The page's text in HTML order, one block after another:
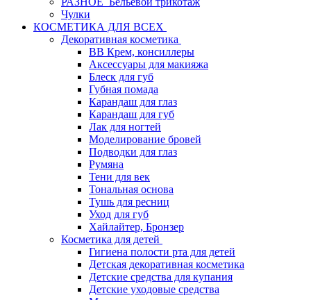
Чулки
КОСМЕТИКА ДЛЯ ВСЕХ
Декоративная косметика
BB Крем, консиллеры
Аксессуары для макияжа
Блеск для губ
Губная помада
Карандаш для глаз
Карандаш для губ
Лак для ногтей
Моделирование бровей
Подводки для глаз
Румяна
Тени для век
Тональная основа
Тушь для ресниц
Уход для губ
Хайлайтер, Бронзер
Косметика для детей
Гигиена полости рта для детей
Детская декоративная косметика
Детские средства для купания
Детские уходовые средства